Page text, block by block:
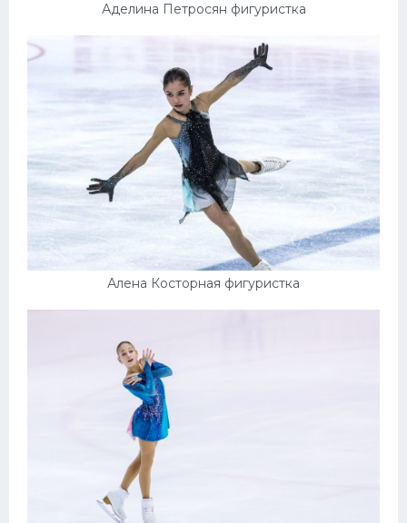
Аделина Петросян фигуристка
Алена Косторная фигуристка